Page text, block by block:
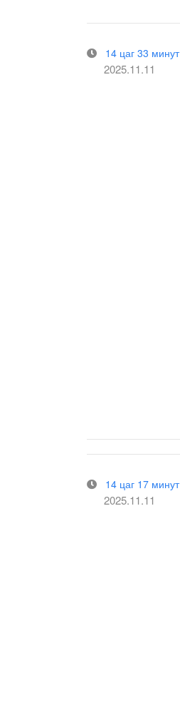
14 цаг 33 минут
2025.11.11
14 цаг 17 минут
2025.11.11